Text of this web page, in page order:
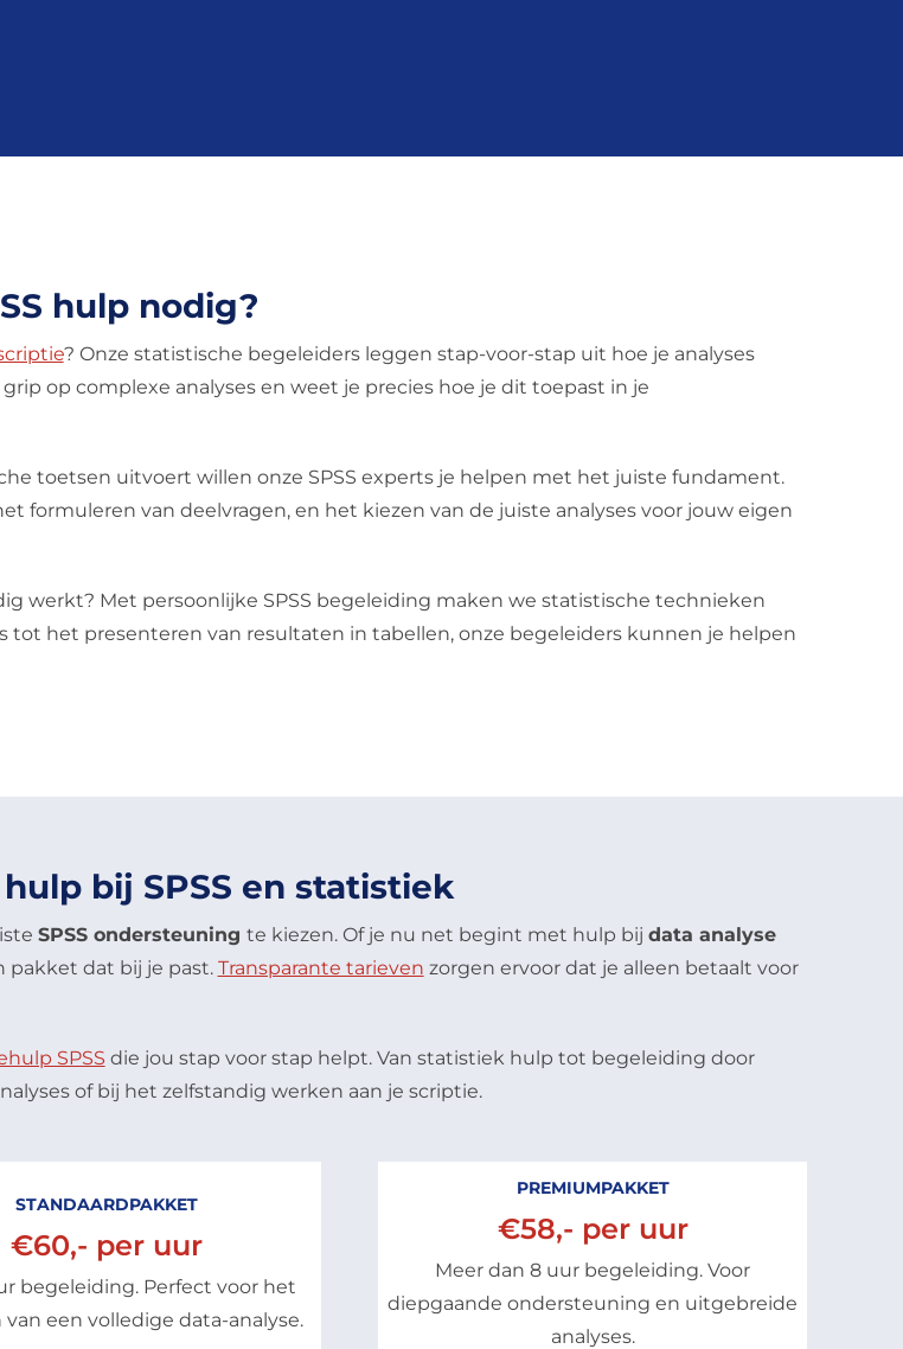
hulp nodig?
? Onze statistische begeleiders leggen stap-voor-stap uit hoe je analyses
op complexe analyses en weet je precies hoe je dit toepast in je
toetsen uitvoert willen onze SPSS experts je helpen met het juiste fundament.
formuleren van deelvragen, en het kiezen van de juiste analyses voor jouw eigen
werkt? Met persoonlijke SPSS begeleiding maken we statistische technieken
tot het presenteren van resultaten in tabellen, onze begeleiders kunnen je helpen
bij SPSS en statistiek
SPSS ondersteuning te kiezen. Of je nu net begint met hulp bij data analyse
pakket dat bij je past. Transparante tarieven zorgen ervoor dat je alleen betaalt voor
SPSS die jou stap voor stap helpt. Van statistiek hulp tot begeleiding door
of bij het zelfstandig werken aan je scriptie.
STANDAARDPAKKET
€60,- per uur
begeleiding. Perfect voor het
een volledige data-analyse.
PREMIUMPAKKET
€58,- per uur
Meer dan 8 uur begeleiding. Voor
diepgaande ondersteuning en uitgebreide
analyses.